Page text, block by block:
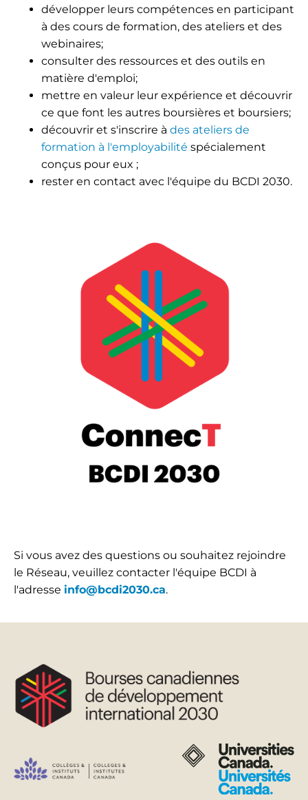
développer leurs compétences en participant
à des cours de formation, des ateliers et des
webinaires;
consulter des ressources et des outils en
matière d'emploi;
mettre en valeur leur expérience et découvrir
ce que font les autres boursières et boursiers;
découvrir et s'inscrire à des ateliers de
formation à l'employabilité spécialement
conçus pour eux ;
rester en contact avec l'équipe du BCDI 2030.
Si vous avez des questions ou souhaitez rejoindre
le Réseau, veuillez contacter l'équipe BCDI à
l'adresse info@bcdi2030.ca.